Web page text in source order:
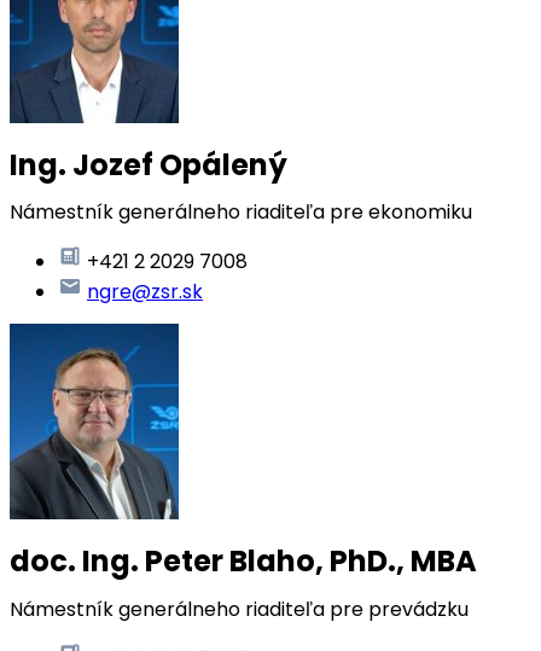
Ing. Jozef Opálený
Námestník generálneho riaditeľa pre ekonomiku
+421 2 2029 7008
ngre@zsr.sk
doc. Ing. Peter Blaho, PhD., MBA
Námestník generálneho riaditeľa pre prevádzku